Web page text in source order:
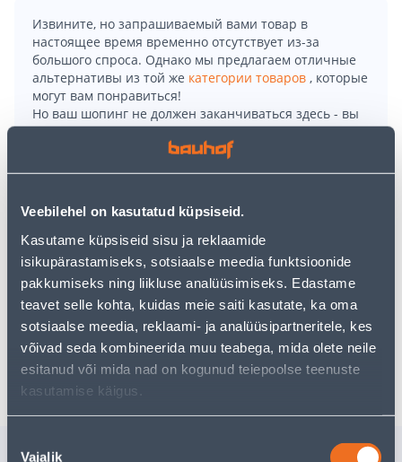
Veebilehel on kasutatud küpsiseid.
Kasutame küpsiseid sisu ja reklaamide
isikupärastamiseks, sotsiaalse meedia funktsioonide
pakkumiseks ning liikluse analüüsimiseks. Edastame
teavet selle kohta, kuidas meie saiti kasutate, ka oma
sotsiaalse meedia, reklaami- ja analüüsipartneritele, kes
võivad seda kombineerida muu teabega, mida olete neile
esitanud või mida nad on kogunud teiepoolse teenuste
kasutamise käigus.
Vajalik
Извините, но запрашиваемый вами товар в
настоящее время временно отсутствует из-за
большого спроса. Однако мы предлагаем отличные
альтернативы из той же категории товаров , которые
могут вам понравиться!
Но ваш шопинг не должен заканчиваться здесь - вы
можете продолжить свои исследования, вернувшись
или используя нашу мощную
• Mikrolaineahi, mille võimsus on 700 W.
• Mahutavus 20 liitrit.
• Pakub 900 W maksimumvõimsust.
• 14-päevane tagastusõigus
Доставка невозможна
Похожие продукты